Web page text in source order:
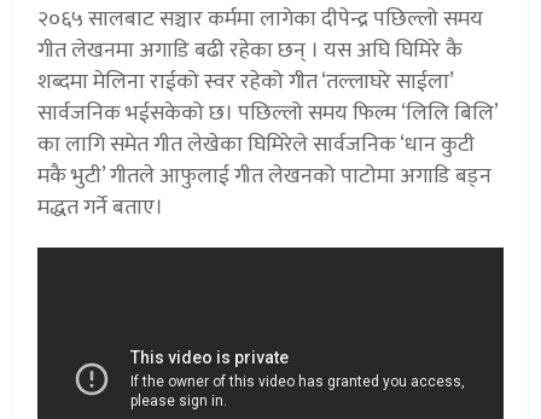
२०६५ सालबाट सञ्चार कर्ममा लागेका दीपेन्द्र पछिल्लो समय
गीत लेखनमा अगाडि बढी रहेका छन् । यस अघि घिमिरे कै
शब्दमा मेलिना राईको स्वर रहेको गीत ‘तल्लाघरे साईला’
सार्वजनिक भईसकेको छ। पछिल्लो समय फिल्म ‘लिलि बिलि’
का लागि समेत गीत लेखेका घिमिरेले सार्वजनिक ‘धान कुटी
मकै भुटी’ गीतले आफुलाई गीत लेखनको पाटोमा अगाडि बड्न
मद्धत गर्ने बताए।